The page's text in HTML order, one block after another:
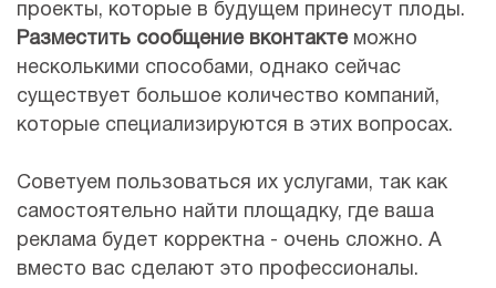
проекты, которые в будущем принесут плоды.
Разместить сообщение вконтактеможно
несколькими способами, однако сейчас
существует большое количество компаний,
которые специализируются в этих вопросах.
Советуем пользоваться их услугами, так как
самостоятельно найти площадку, где ваша
реклама будет корректна - очень сложно. А
вместо вас сделают это профессионалы.